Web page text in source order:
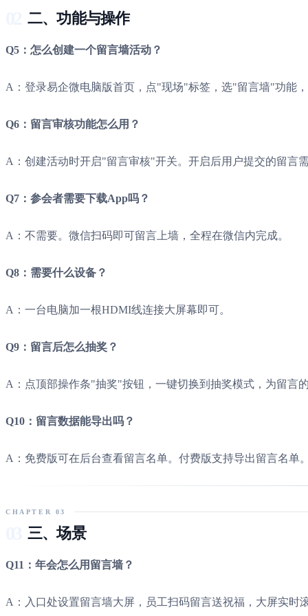
二、功能与操作
Q5：怎么创建一个留言墙活动？
A：登录易企微电脑版首页，点"现场"标签，选"留言墙"功能
Q6：留言审核功能怎么用？
A：创建活动时开启"留言审核"开关。开启后用户提交的留言
Q7：参会者需要下载App吗？
A：不需要。微信扫码即可留言上墙，全程在微信内完成。
Q8：需要什么设备？
A：一台电脑加一根HDMI线连接大屏幕即可。
Q9：留言后怎么抽奖？
A：点顶部操作条"抽奖"按钮，一键切换到抽奖模式，为留言
Q10：留言数据能导出吗？
A：免费版可在后台查看留言名单。付费版支持导出留言名单
CHAPTER 03
三、场景
Q11：年会怎么用留言墙？
A：入口处设置留言墙大屏，员工扫码留言送祝福，大屏实